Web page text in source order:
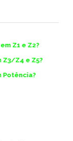
Z1 e Z2?
Z3/Z4 e Z5?
Potência?